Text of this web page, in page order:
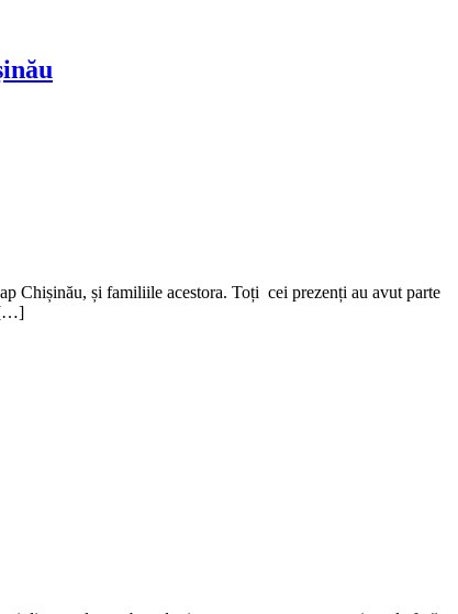
Chișinău, și familiile acestora. Toți cei prezenți au avut parte
[…]